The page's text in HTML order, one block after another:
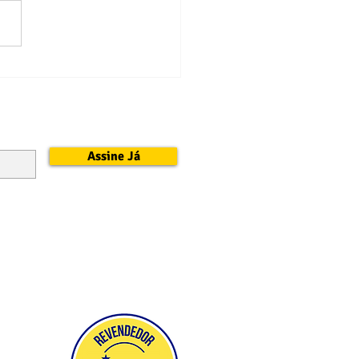
Assine Já